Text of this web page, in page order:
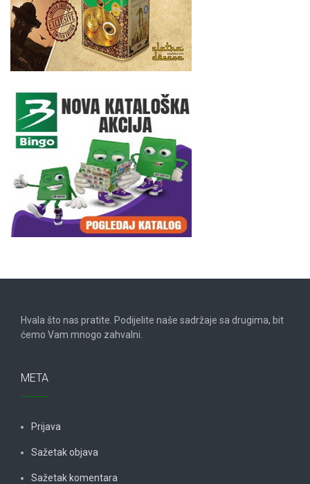
Hvala što nas pratite. Podijelite naše sadržaje sa drugima, bit
ćemo Vam mnogo zahvalni.
META
Prijava
Sažetak objava
Sažetak komentara